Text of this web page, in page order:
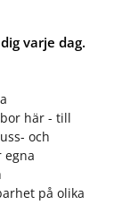
varje dag.
här - till
och
egna
på olika